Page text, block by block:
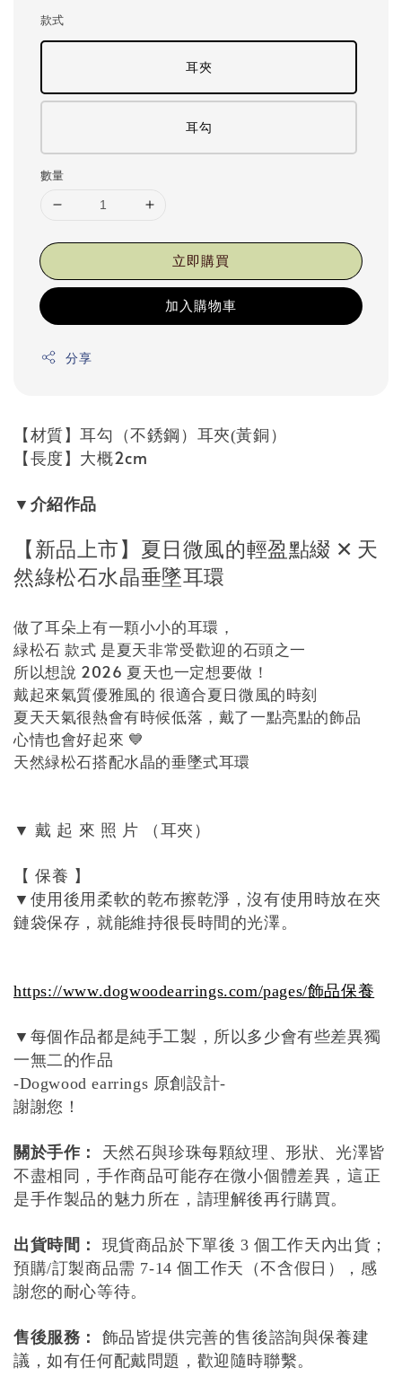
款式
耳夾
耳勾
數量
立即購買
加入購物車
分享
【材質】耳勾（不銹鋼）耳夾(黃銅）
【長度】大概2cm
▼ 介紹作品
【新品上市】夏日微風的輕盈點綴 ✕ 天
然綠松石水晶垂墜耳環
做了耳朵上有一顆小小的耳環，
緑松石 款式 是夏天非常受歡迎的石頭之一
所以想說 2026 夏天也一定想要做！
戴起來氣質優雅風的 很適合夏日微風的時刻
夏天天氣很熱會有時候低落，戴了一點亮點的飾品
心情也會好起來 💙
天然緑松石搭配水晶的垂墜式耳環
▼戴 起 來 照 片 （耳夾）
【 保養 】
▼ 使用後用柔軟的乾布擦乾淨，沒有使用時放在夾
鏈袋保存，就能維持很長時間的光澤。
https://www.dogwoodearrings.com/pages/飾品保養
▼ 每個作品都是純手工製，所以多少會有些差異獨
一無二的作品
-Dogwood earrings 原創設計-
謝謝您！
關於手作： 天然石與珍珠每顆紋理、形狀、光澤皆
不盡相同，手作商品可能存在微小個體差異，這正
是手作製品的魅力所在，請理解後再行購買。
出貨時間： 現貨商品於下單後 3個工作天內出貨；
預購/訂製商品需 7-14個工作天（不含假日），感
謝您的耐心等待。
售後服務： 飾品皆提供完善的售後諮詢與保養建
議，如有任何配戴問題，歡迎隨時聯繫。